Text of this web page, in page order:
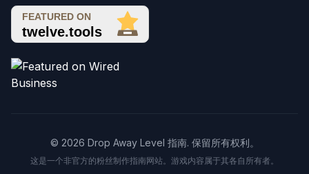
© 2026 Drop Away Level 指南. 保留所有权利。
这是一个非官方的粉丝制作指南网站。游戏内容属于其各自所有者。